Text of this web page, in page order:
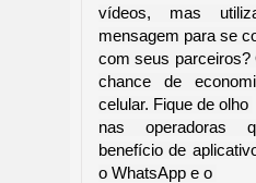
vídeos, mas
mensagem para se
com seus parceiros?
chance de
celular. Fique de olho
nas operadoras
benefício de
o WhatsApp e o